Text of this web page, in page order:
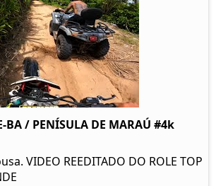
BA / PENÍSULA DE MARAÚ #4k
VIDEO REEDITADO DO ROLE TOP